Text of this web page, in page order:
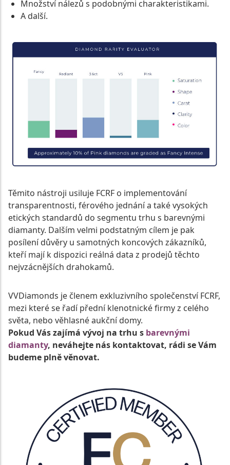
Množství nálezů s podobnými charakteristikami.
A další.
Těmito nástroji usiluje FCRF o implementování
transparentnosti, férového jednání a také vysokých
etických standardů do segmentu trhu s barevnými
diamanty. Dalším velmi podstatným cílem je pak
posílení důvěry u samotných koncových zákazníků,
kteří mají k dispozici reálná data z prodejů těchto
nejvzácnějších drahokamů.
VVDiamonds je členem exkluzivního společenství FCRF,
mezi které se řadí přední klenotnické firmy z celého
světa, nebo věhlasné aukční domy.
Pokud Vás zajímá vývoj na trhu s barevnými
diamanty, neváhejte nás kontaktovat, rádi se Vám
budeme plně věnovat.